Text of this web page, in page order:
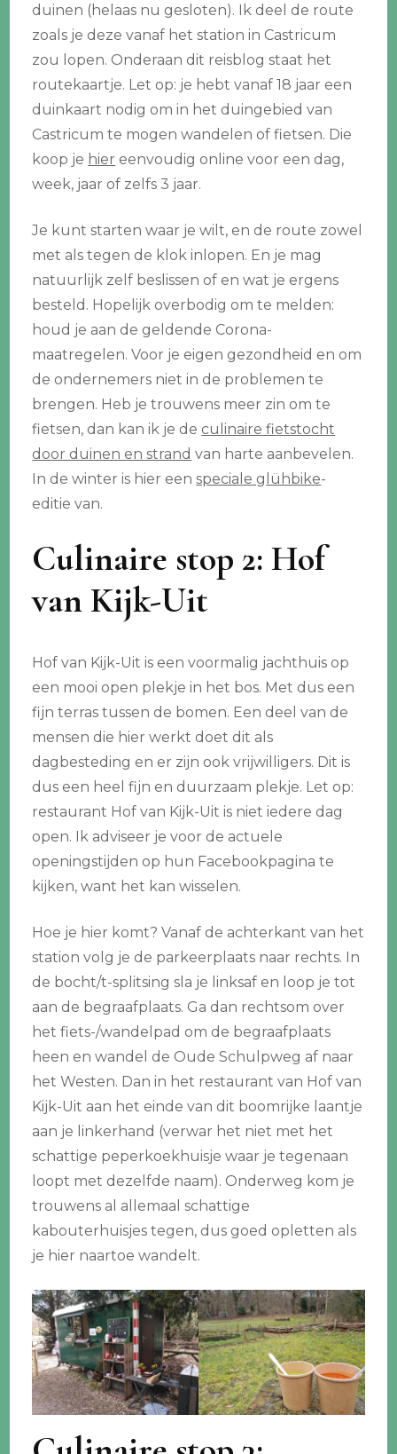
duinen (helaas nu gesloten). Ik deel de route
zoals je deze vanaf het station in Castricum
zou lopen. Onderaan dit reisblog staat het
routekaartje. Let op: je hebt vanaf 18 jaar een
duinkaart nodig om in het duingebied van
Castricum te mogen wandelen of fietsen. Die
koop je hier eenvoudig online voor een dag,
week, jaar of zelfs 3 jaar.
Je kunt starten waar je wilt, en de route zowel
met als tegen de klok inlopen. En je mag
natuurlijk zelf beslissen of en wat je ergens
besteld. Hopelijk overbodig om te melden:
houd je aan de geldende Corona-
maatregelen. Voor je eigen gezondheid en om
de ondernemers niet in de problemen te
brengen. Heb je trouwens meer zin om te
fietsen, dan kan ik je de culinaire fietstocht
door duinen en strand van harte aanbevelen.
In de winter is hier eenspeciale glühbike-
editie van.
Culinaire stop 2: Hof
van Kijk-Uit
Hof van Kijk-Uit is een voormalig jachthuis op
een mooi open plekje in het bos. Met dus een
fijn terras tussen de bomen. Een deel van de
mensen die hier werkt doet dit als
dagbesteding en er zijn ook vrijwilligers. Dit is
dus een heel fijn en duurzaam plekje. Let op:
restaurant Hof van Kijk-Uit is niet iedere dag
open. Ik adviseer je voor de actuele
openingstijden op hun Facebookpagina te
kijken, want het kan wisselen.
Hoe je hier komt? Vanaf de achterkant van het
station volg je de parkeerplaats naar rechts. In
de bocht/t-splitsing sla je linksaf en loop je tot
aan de begraafplaats. Ga dan rechtsom over
het fiets-/wandelpad om de begraafplaats
heen en wandel de Oude Schulpweg af naar
het Westen. Dan in het restaurant van Hof van
Kijk-Uit aan het einde van dit boomrijke laantje
aan je linkerhand (verwar het niet met het
schattige peperkoekhuisje waar je tegenaan
loopt met dezelfde naam). Onderweg kom je
trouwens al allemaal schattige
kabouterhuisjes tegen, dus goed opletten als
je hier naartoe wandelt.